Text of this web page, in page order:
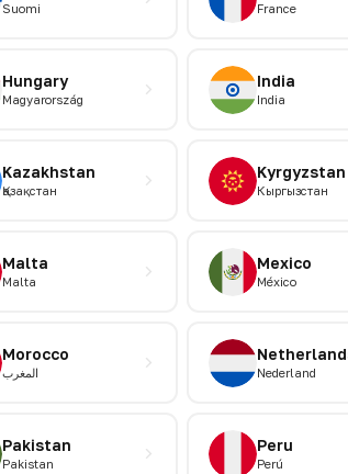
Suomi France
Hungary
Magyarország
India
India
Kazakhstan
Қазақстан
Kyrgyzstan
Кыргызстан
Malta
Malta
Mexico
México
Morocco
المغرب Nederland
Pakistan
Pakistan
Peru
Perú